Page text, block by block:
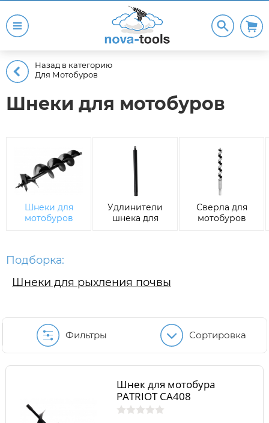
Назад в категорию
Для Мотобуров
Шнеки для мотобуров
Шнеки для
мотобуров
Удлинители
шнека для
Сверла для
мотобуров
Подборка:
Шнеки для рыхления почвы
Фильтры Сортировка
Шнек для мотобура
PATRIOT СА408